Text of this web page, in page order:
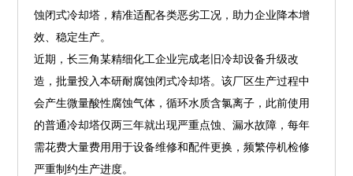
蚀闭式冷却塔，精准适配各类恶劣工况，助力企业降本增
效、稳定生产。
近期，长三角某精细化工企业完成老旧冷却设备升级改
造，批量投入本研耐腐蚀闭式冷却塔。该厂区生产过程中
会产生微量酸性腐蚀气体，循环水质含氯离子，此前使用
的普通冷却塔仅两三年就出现严重点蚀、漏水故障，每年
需花费大量费用用于设备维修和配件更换，频繁停机检修
严重制约生产进度。